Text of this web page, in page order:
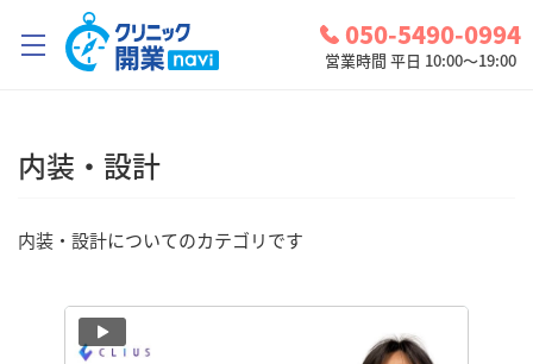
050-5490-0994
営業時間 平日 10:00～19:00
内装・設計
内装・設計についてのカテゴリです
診療圏調査
コンシェルジュサービス
検討中リスト